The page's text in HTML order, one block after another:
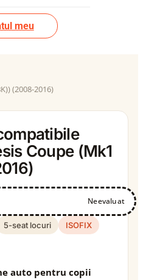
meu
(2008-2016)
Coupe (Mk1
Neevaluat
5-seat locuri
ISOFIX
auto pentru copii